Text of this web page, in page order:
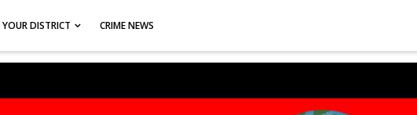
YOUR DISTRICT CRIME NEWS